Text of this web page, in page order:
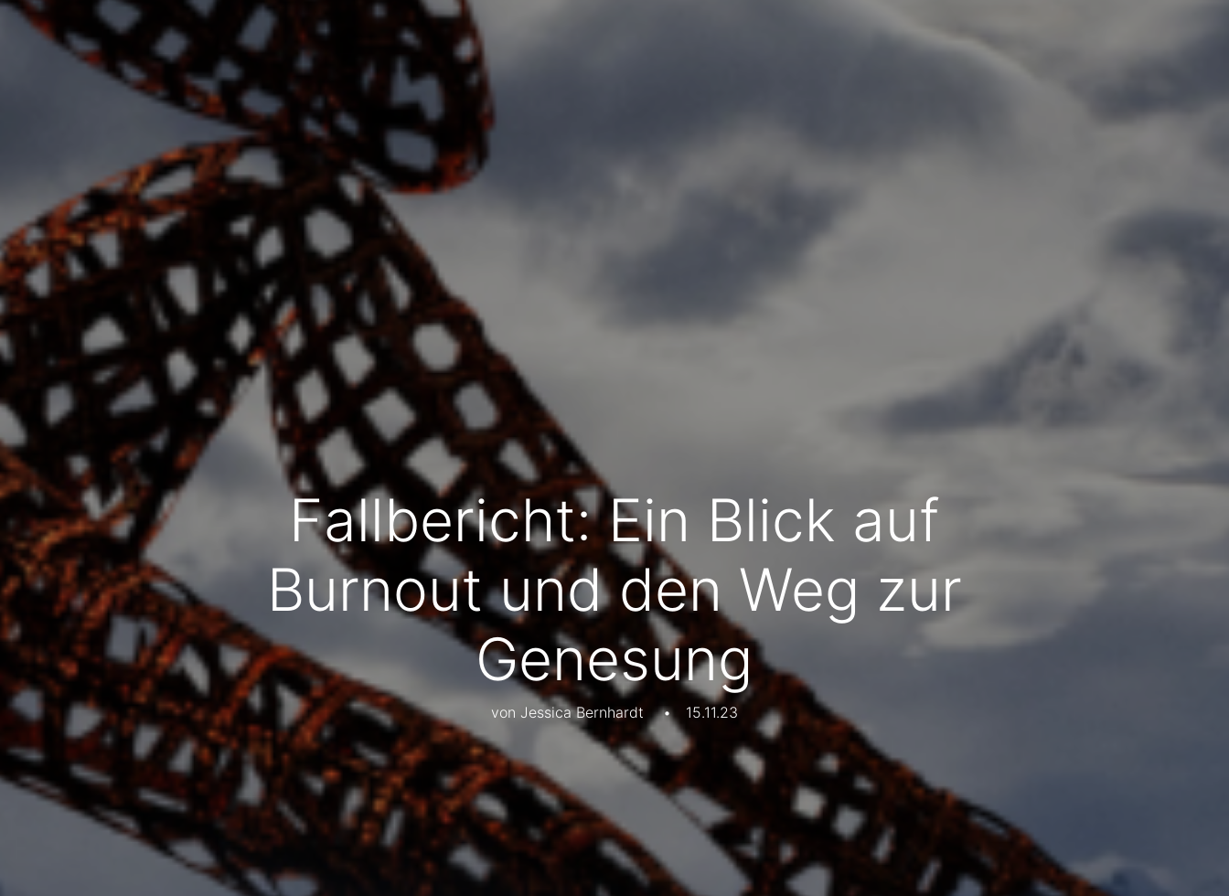
Fallbericht: Ein Blick auf
Burnout und den Weg zur
Genesung
von Jessica Bernhardt • 15.11.23